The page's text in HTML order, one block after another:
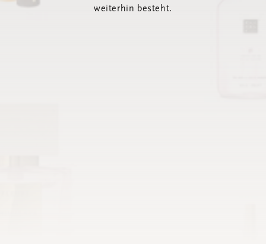
weiterhin besteht.